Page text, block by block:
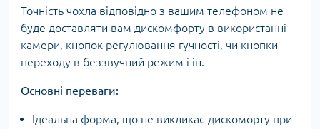
Точність чохла відповідно з вашим телефоном не
буде доставляти вам дискомфорту в використанні
камери, кнопок регулювання гучності, чи кнопки
переходу в беззвучний режим і ін.
Основні переваги:
Ідеальна форма, що не викликає дискоморту при